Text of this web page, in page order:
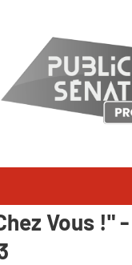
l'a dit
Vous !"